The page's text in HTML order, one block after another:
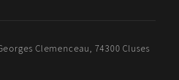
Clemenceau, 74300 Cluses